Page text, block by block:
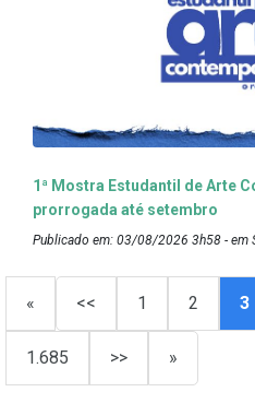
1ª Mostra Estudantil de Arte
prorrogada até setembro
Publicado em: 03/08/2026 3h58 - em
« << 1 2 3
1.685 >> »